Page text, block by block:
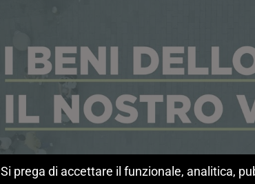
Si prega di accettare il funzionale, analitica,